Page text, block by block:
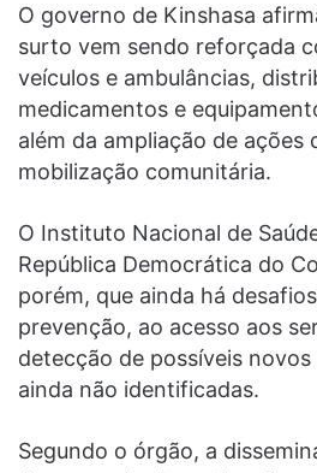
O governo de Kinshasa
surto vem sendo reforçada
veículos e ambulâncias,
medicamentos e
além da ampliação de ações
mobilização comunitária.
O Instituto Nacional de
República Democrática do
porém, que ainda há
prevenção, ao acesso aos
detecção de possíveis novos
ainda não identificadas.
Segundo o órgão, a